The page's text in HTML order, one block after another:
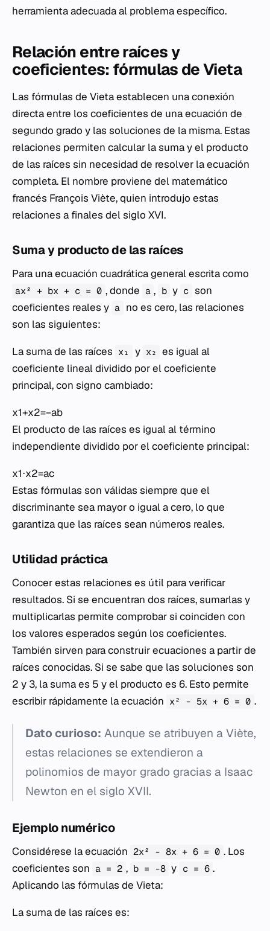
herramienta adecuada al problema específico.
Relación entre raíces y
coeficientes: fórmulas de Vieta
Las fórmulas de Vieta establecen una conexión
directa entre los coeficientes de una ecuación de
segundo grado y las soluciones de la misma. Estas
relaciones permiten calcular la suma y el producto
de las raíces sin necesidad de resolver la ecuación
completa. El nombre proviene del matemático
francés François Viète, quien introdujo estas
relaciones a finales del siglo XVI.
Suma y producto de las raíces
Para una ecuación cuadrática general escrita como
ax² + bx + c = 0 , donde a , b y c son
coeficientes reales y a no es cero, las relaciones
son las siguientes:
La suma de las raíces x₁ y x₂ es igual al
coeficiente lineal dividido por el coeficiente
principal, con signo cambiado:
x1​+x2​=−ab​
El producto de las raíces es igual al término
independiente dividido por el coeficiente principal:
x1​⋅x2​=ac​
Estas fórmulas son válidas siempre que el
discriminante sea mayor o igual a cero, lo que
garantiza que las raíces sean números reales.
Utilidad práctica
Conocer estas relaciones es útil para verificar
resultados. Si se encuentran dos raíces, sumarlas y
multiplicarlas permite comprobar si coinciden con
los valores esperados según los coeficientes.
También sirven para construir ecuaciones a partir de
raíces conocidas. Si se sabe que las soluciones son
2 y 3, la suma es 5 y el producto es 6. Esto permite
escribir rápidamente la ecuación x² - 5x + 6 = 0 .
Dato curioso: Aunque se atribuyen a Viète,
estas relaciones se extendieron a
polinomios de mayor grado gracias a Isaac
Newton en el siglo XVII.
Ejemplo numérico
Considérese la ecuación 2x² - 8x + 6 = 0 . Los
coeficientes son a = 2 , b = -8 y c = 6 .
Aplicando las fórmulas de Vieta:
La suma de las raíces es: